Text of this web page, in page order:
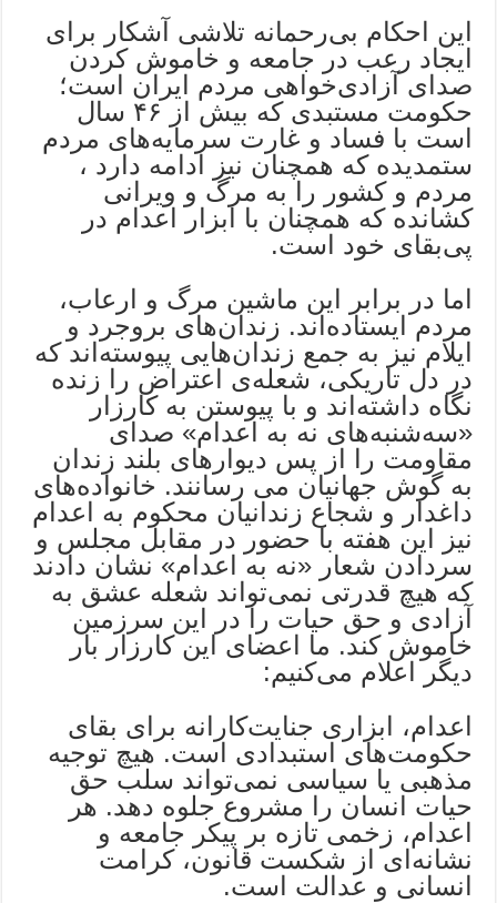
این احکام بی‌رحمانه تلاشی آشکار برای
ایجاد رعب در جامعه و خاموش کردن
صدای آزادی‌خواهی مردم ایران است؛
حکومت مستبدی که بیش از ۴۶ سال
است با فساد و غارت سرمایه‌های مردم
ستمدیده که همچنان نیز ادامه دارد ،
مردم و کشور را به مرگ و ویرانی
کشانده که همچنان با ابزار اعدام در
پی‌بقای خود است.
اما در برابر این ماشین مرگ و ارعاب،
مردم ایستاده‌اند. زندان‌های بروجرد و
ایلام نیز به جمع زندان‌هایی پیوسته‌اند که
در دل تاریکی، شعله‌ی اعتراض را زنده
نگاه داشته‌اند و با پیوستن به کارزار
«سه‌شنبه‌های نه به اعدام» صدای
مقاومت را از پس دیوارهای بلند زندان
به گوش جهانیان می رسانند. خانواده‌های
داغدار و شجاع زندانیان محکوم به اعدام
نیز این هفته با حضور در مقابل مجلس و
سردادن شعار «نه به اعدام» نشان دادند
که هیچ قدرتی نمی‌تواند شعله عشق به
آزادی و حق حیات را در این سرزمین
خاموش کند. ما اعضای این کارزار بار
دیگر اعلام می‌کنیم:
اعدام، ابزاری جنایت‌کارانه برای بقای
حکومت‌های استبدادی است. هیچ توجیه
مذهبی یا سیاسی نمی‌تواند سلب حق
حیات انسان را مشروع جلوه دهد. هر
اعدام، زخمی تازه بر پیکر جامعه و
نشانه‌ای از شکست قانون، کرامت
انسانی و عدالت است.